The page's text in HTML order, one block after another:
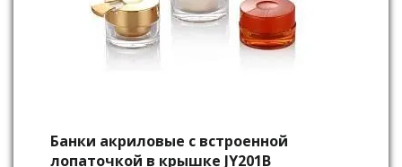
Банки акриловые с встроенной
лопаточкой в крышке JY201B